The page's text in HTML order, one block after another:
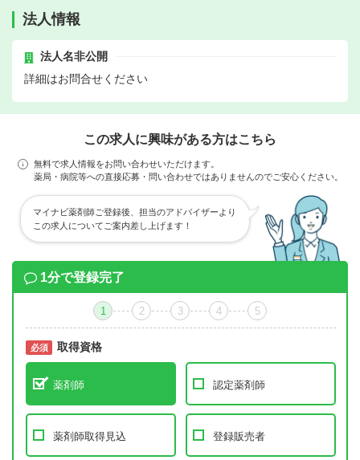
法人情報
法人名非公開
詳細はお問合せください
この求人に興味がある方はこちら
無料で求人情報をお問い合わせいただけます。
薬局・病院等への直接応募・問い合わせではありませんのでご安心ください。
マイナビ薬剤師ご登録後、担当のアドバイザーより
この求人についてご案内差し上げます！
1分で登録完了
1 2 3 4 5
必須 取得資格
薬剤師 認定薬剤師
薬剤師取得見込 登録販売者